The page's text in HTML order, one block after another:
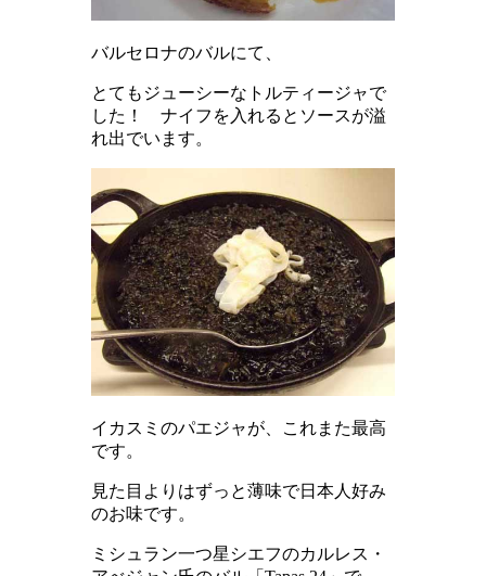
バルセロナのバルにて、
とてもジューシーなトルティージャで
した！ ナイフを入れるとソースが溢
れ出でいます。
イカスミのパエジャが、これまた最高
です。
見た目よりはずっと薄味で日本人好み
のお味です。
ミシュラン一つ星シエフのカルレス・